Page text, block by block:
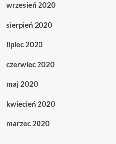
wrzesień 2020
sierpień 2020
lipiec 2020
czerwiec 2020
maj 2020
kwiecień 2020
marzec 2020